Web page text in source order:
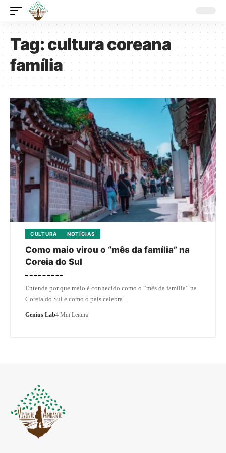
Tag:cultura coreana
família
CULTURA NOTÍCIAS
Como maio virou o “mês da família” na
Coreia do Sul
Entenda por que maio é conhecido como o “mês da família” na
Coreia do Sul e como o país celebra…
Genius Lab4 Min Leitura